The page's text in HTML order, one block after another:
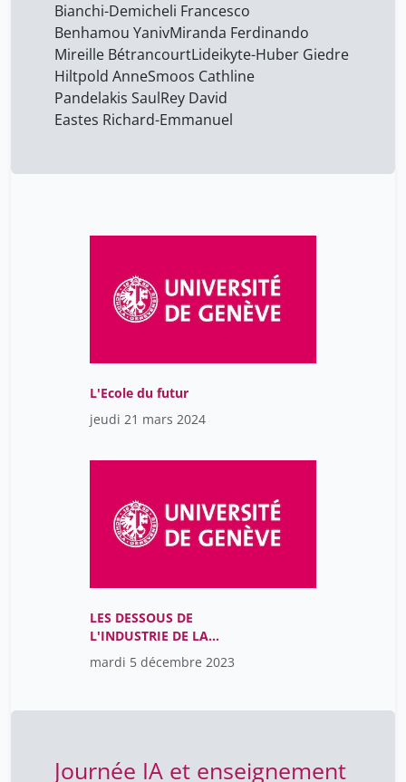
Bianchi-Demicheli Francesco
Benhamou YanivMiranda Ferdinando
Mireille BétrancourtLideikyte-Huber Giedre
Hiltpold AnneSmoos Cathline
Pandelakis SaulRey David
Eastes Richard-Emmanuel
L'Ecole du futur
jeudi 21 mars 2024
LES DESSOUS DE
L'INDUSTRIE DE LA
PORNOGRAPHIE EN
LIGNE
mardi 5 décembre 2023
Journée IA et enseignement